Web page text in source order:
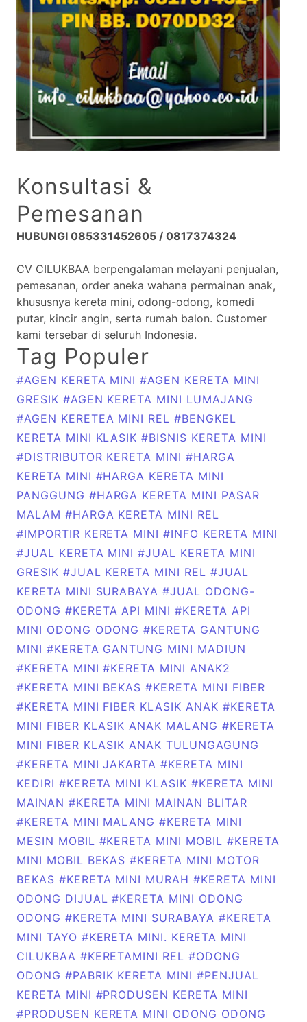
Konsultasi &
Pemesanan
HUBUNGI 085331452605 / 0817374324
CV CILUKBAA berpengalaman melayani penjualan,
pemesanan, order aneka wahana permainan anak,
khususnya kereta mini, odong-odong, komedi
putar, kincir angin, serta rumah balon. Customer
kami tersebar di seluruh Indonesia.
Tag Populer
#AGEN KERETA MINI#AGEN KERETA MINI
GRESIK #AGEN KERETA MINI LUMAJANG
#AGEN KERETEA MINI REL#BENGKEL
KERETA MINI KLASIK#BISNIS KERETA MINI
#DISTRIBUTOR KERETA MINI #HARGA
KERETA MINI #HARGA KERETA MINI
PANGGUNG #HARGA KERETA MINI PASAR
MALAM #HARGA KERETA MINI REL
#IMPORTIR KERETA MINI#INFO KERETA MINI
#JUAL KERETA MINI#JUAL KERETA MINI
GRESIK #JUAL KERETA MINI REL #JUAL
KERETA MINI SURABAYA#JUAL ODONG-
ODONG #KERETA API MINI#KERETA API
MINI ODONG ODONG#KERETA GANTUNG
MINI #KERETA GANTUNG MINI MADIUN
#KERETA MINI#KERETA MINI ANAK2
#KERETA MINI BEKAS#KERETA MINI FIBER
#KERETA MINI FIBER KLASIK ANAK #KERETA
MINI FIBER KLASIK ANAK MALANG #KERETA
MINI FIBER KLASIK ANAK TULUNGAGUNG
#KERETA MINI JAKARTA#KERETA MINI
KEDIRI #KERETA MINI KLASIK #KERETA MINI
MAINAN #KERETA MINI MAINAN BLITAR
#KERETA MINI MALANG#KERETA MINI
MESIN MOBIL #KERETA MINI MOBIL #KERETA
MINI MOBIL BEKAS#KERETA MINI MOTOR
BEKAS #KERETA MINI MURAH#KERETA MINI
ODONG DIJUAL#KERETA MINI ODONG
ODONG #KERETA MINI SURABAYA #KERETA
MINI TAYO #KERETA MINI. KERETA MINI
CILUKBAA #KERETAMINI REL#ODONG
ODONG #PABRIK KERETA MINI #PENJUAL
KERETA MINI #PRODUSEN KERETA MINI
#PRODUSEN KERETA MINI ODONG ODONG